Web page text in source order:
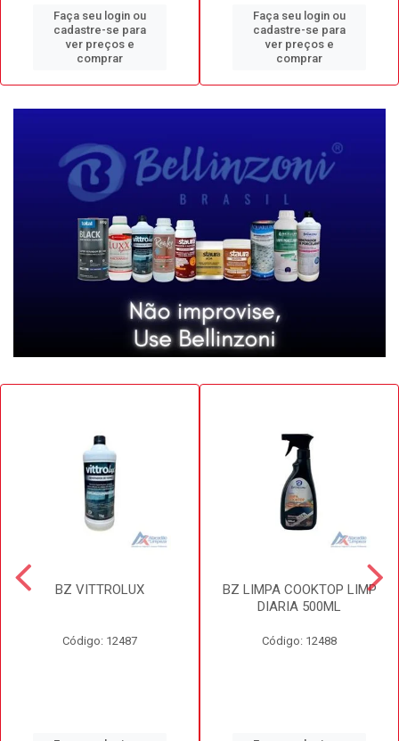
Faça seu login ou
cadastre-se para
ver preços e
comprar
Faça seu login ou
cadastre-se para
ver preços e
comprar
BZ VITTROLUX
Código: 12487
BZ LIMPA COOKTOP LIMP
DIARIA 500ML
Código: 12488